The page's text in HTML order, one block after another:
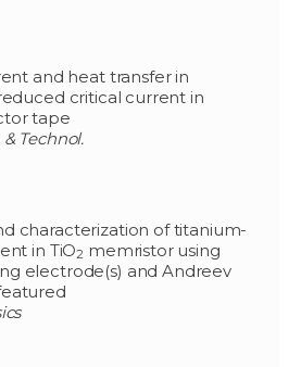
and heat transfer in
critical current in
tape
Technol.
characterization of titanium-
in TiO2 memristor using
electrode(s) and Andreev